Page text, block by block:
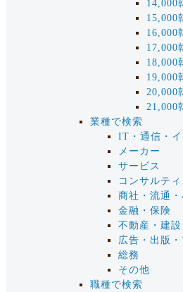
14,000
15,000
16,000
17,000
18,000
19,000
20,000
21,000
業種で検索
IT・通信・イ
メーカー
サービス
コンサルテ
商社・流通・
金融・保険
不動産・建設
広告・出版・
総務
その他
職種で検索